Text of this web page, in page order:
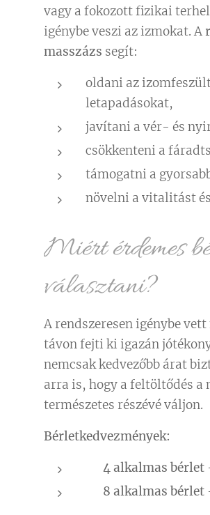
vagy a fokozott fizikai
igénybe veszi az izmokat. A
masszázs segít:
oldani az
letapadásokat,
javítani a vér- és
csökkenteni a
támogatni a
növelni a vitalitást
Miért érdemes
választani?
A rendszeresen igénybe
távon fejti ki igazán
nemcsak kedvezőbb árat
arra is, hogy a feltöltődés a
természetes részévé váljon.
Bérletkedvezmények:
4 alkalmas bérlet
8 alkalmas bérlet